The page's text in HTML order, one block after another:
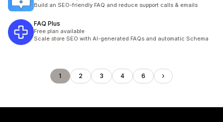
Build an SEO-friendly FAQ and reduce support calls & emails
FAQ Plus
Free plan available
Scale store SEO with AI-generated FAQs and automatic Schema
1 2 3 4 6